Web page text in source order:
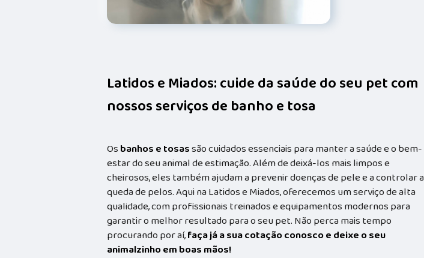
Latidos e Miados: cuide da saúde do seu pet com
nossos serviços de banho e tosa
Osbanhos e tosassão cuidados essenciais para manter a saúde e o bem-
estar do seu animal de estimação. Além de deixá-los mais limpos e
cheirosos, eles também ajudam a prevenir doenças de pele e a controlar a
queda de pelos. Aqui na Latidos e Miados, oferecemos um serviço de alta
qualidade, com profissionais treinados e equipamentos modernos para
garantir o melhor resultado para o seu pet. Não perca mais tempo
procurando por aí,faça já a sua cotação conosco e deixe o seu
animalzinho em boas mãos!